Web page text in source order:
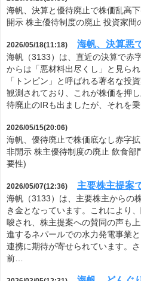
海帆、決算と優待廃止で株価乱高
開示 株主優待制度の廃止 投資家間
2026/05/18(11:18) 海帆、決算悪
海帆（3133）は、直近の決算で赤
からは「悪材料出尽くし」と見ら
「トンピン」と呼ばれる著名な投
観測されており、これが株価を押
待廃止のIRも出ましたが、それを
2026/05/15(20:06)
海帆、優待廃止で株価底なし赤字
非開示 株主優待制度の廃止 飲食
要性)
2026/05/07(12:36) 主要株主提案
海帆（3133）は、主要株主からの
き金となっています。これにより
唆され、株主提案への賛同の声も
進するネパールでの水力発電事業
連携に期待が寄せられています。
前…